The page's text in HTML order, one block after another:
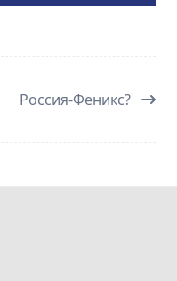
Россия-Феникс?